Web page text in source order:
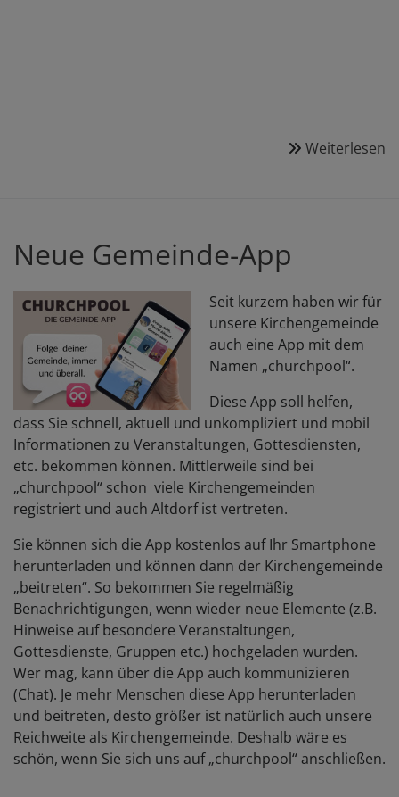
Weiterlesen
Neue Gemeinde-App
Seit kurzem haben wir für
unsere Kirchengemeinde
auch eine App mit dem
Namen „churchpool“.
Diese App soll helfen,
dass Sie schnell, aktuell und unkompliziert und mobil
Informationen zu Veranstaltungen, Gottesdiensten,
etc. bekommen können. Mittlerweile sind bei
„churchpool“ schon viele Kirchengemeinden
registriert und auch Altdorf ist vertreten.
Sie können sich die App kostenlos auf Ihr Smartphone
herunterladen und können dann der Kirchengemeinde
„beitreten“. So bekommen Sie regelmäßig
Benachrichtigungen, wenn wieder neue Elemente (z.B.
Hinweise auf besondere Veranstaltungen,
Gottesdienste, Gruppen etc.) hochgeladen wurden.
Wer mag, kann über die App auch kommunizieren
(Chat). Je mehr Menschen diese App herunterladen
und beitreten, desto größer ist natürlich auch unsere
Reichweite als Kirchengemeinde. Deshalb wäre es
schön, wenn Sie sich uns auf „churchpool“ anschließen.